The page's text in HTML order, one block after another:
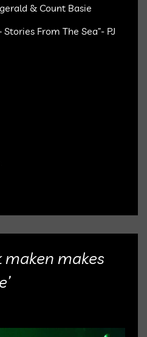
& Count Basie
From The Sea”- PJ
maken makes